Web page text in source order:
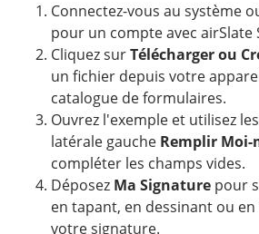
Connectez-vous au système
pour un compte avec airSlate
Cliquez surTélécharger ou
un fichier depuis votre
catalogue de formulaires.
Ouvrez l'exemple et utilisez
latérale gauche Remplir Moi-
compléter les champs vides.
Déposez Ma Signature pour
en tapant, en dessinant ou
votre signature.